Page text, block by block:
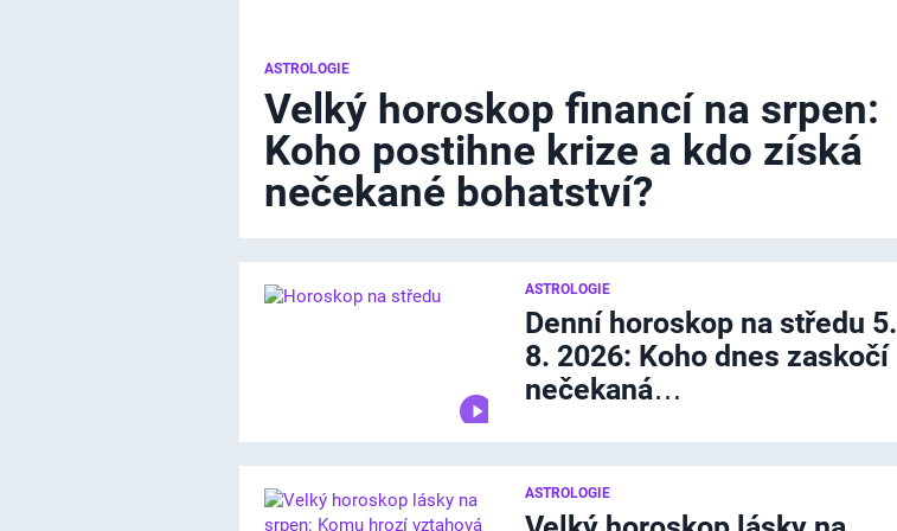
ASTROLOGIE
Velký horoskop financí na srpen:
Koho postihne krize a kdo získá
nečekané bohatství?
ASTROLOGIE
Denní horoskop na středu 5.
8. 2026: Koho dnes zaskočí
nečekaná…
ASTROLOGIE